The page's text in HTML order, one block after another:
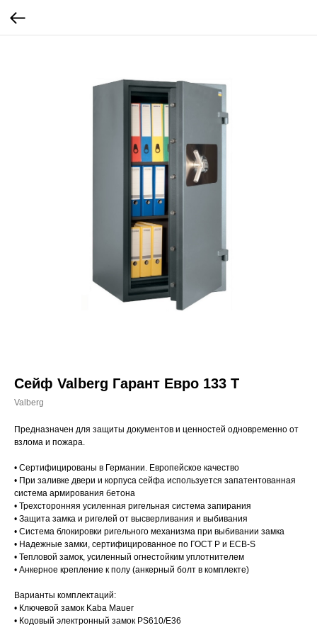
Сейф Valberg Гарант Евро 133 Т
Valberg
Предназначен для защиты документов и ценностей одновременно от
взлома и пожара.
• Сертифицированы в Германии. Европейское качество
• При заливке двери и корпуса сейфа используется запатентованная
система армирования бетона
• Трехсторонняя усиленная ригельная система запирания
• Защита замка и ригелей от высверливания и выбивания
• Система блокировки ригельного механизма при выбивании замка
• Надежные замки, сертифицированное по ГОСТ Р и ECB-S
• Тепловой замок, усиленный огнестойким уплотнителем
• Анкерное крепление к полу (анкерный болт в комплекте)
Варианты комплектаций:
• Ключевой замок Kaba Mauer
• Кодовый электронный замок PS610/E36